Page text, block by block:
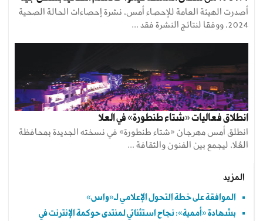
أصدرت الهيئة العامة للإحصاء أمس، نشرة إحصاءات الحالة الصحية
2024، ووفقا لنتائج النشرة فقد ...
انطلاق فعاليات «شتاء طنطورة» في العلا
انطلق أمس مهرجان «شتاء طنطورة» في نسخته الجديدة بمحافظة
العُلا، ليجمع بين الفنون والثقافة ...
المزيد
الموافقة على خطة التحول الإعلامي لـ«واس»
بشهادة «أممية»: نجاح استثنائي لمنتدى حوكمة الإنترنت في